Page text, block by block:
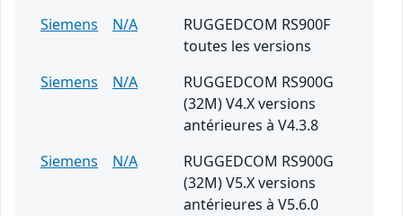
Siemens
N/A
RUGGEDCOM RS900F
toutes les versions
Siemens
N/A
RUGGEDCOM RS900G
(32M) V4.X versions
antérieures à V4.3.8
Siemens
N/A
RUGGEDCOM RS900G
(32M) V5.X versions
antérieures à V5.6.0